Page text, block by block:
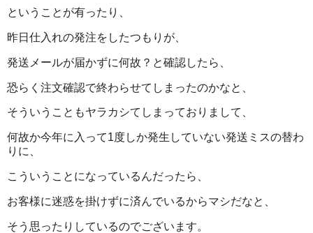
ということが有ったり、
昨日仕入れの発注をしたつもりが、
発送メールが届かずに何故？と確認したら、
恐らく注文確認で終わらせてしまったのかなと、
そういうこともヤラカシてしまっておりまして、
何故か今年に入って1度しか発生していない発送ミスの替わ
りに、
こういうことになっているんだったら、
お客様に迷惑を掛けずに済んでいるからマシだなと、
そう思ったりしているのでございます。